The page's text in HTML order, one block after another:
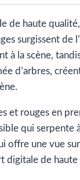
de haute
surgissent de
à la scène,
d’arbres,
et rouges en
qui serpente
offre une vue
digitale de haute